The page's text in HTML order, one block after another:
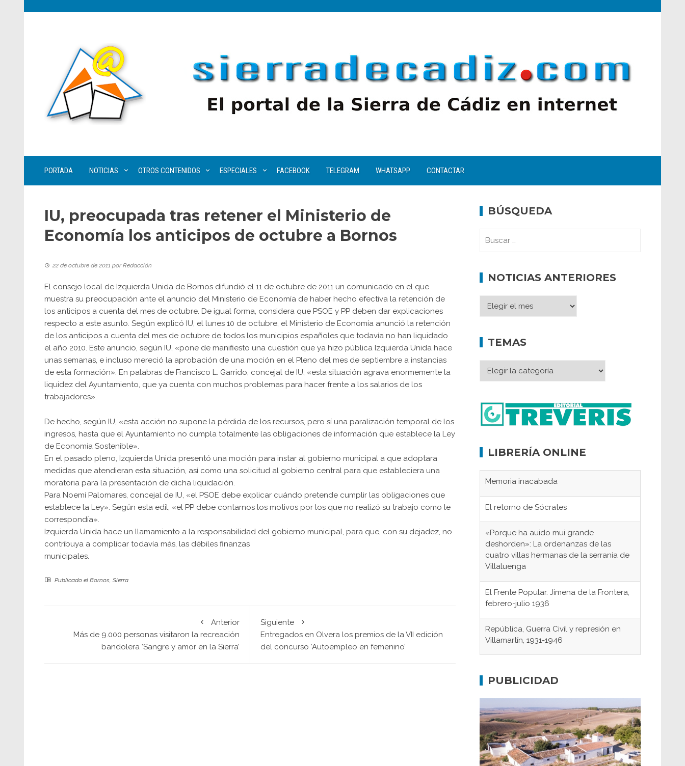
PORTADA NOTICIAS OTROS CONTENIDOS ESPECIALES FACEBOOK TELEGRAM WHATSAPP CONTACTAR
IU, preocupada tras retener el Ministerio de
Economía los anticipos de octubre a Bornos
22 de octubre de 2011 porRedacción
El consejo local de Izquierda Unida de Bornos difundió el 11 de octubre de 2011 un comunicado en el que
muestra su preocupación ante el anuncio del Ministerio de Economía de haber hecho efectiva la retención de
los anticipos a cuenta del mes de octubre. De igual forma, considera que PSOE y PP deben dar explicaciones
respecto a este asunto. Según explicó IU, el lunes 10 de octubre, el Ministerio de Economía anunció la retención
de los anticipos a cuenta del mes de octubre de todos los municipios españoles que todavía no han liquidado
el año 2010. Este anuncio, según IU, «pone de manifiesto una cuestión que ya hizo pública Izquierda Unida hace
unas semanas, e incluso mereció la aprobación de una moción en el Pleno del mes de septiembre a instancias
de esta formación». En palabras de Francisco L. Garrido, concejal de IU, «esta situación agrava enormemente la
liquidez del Ayuntamiento, que ya cuenta con muchos problemas para hacer frente a los salarios de los
trabajadores».
De hecho, según IU, «esta acción no supone la pérdida de los recursos, pero sí una paralización temporal de los
ingresos, hasta que el Ayuntamiento no cumpla totalmente las obligaciones de información que establece la Ley
de Economía Sostenible».
En el pasado pleno, Izquierda Unida presentó una moción para instar al gobierno municipal a que adoptara
medidas que atendieran esta situación, así como una solicitud al gobierno central para que estableciera una
moratoria para la presentación de dicha liquidación.
Para Noemí Palomares, concejal de IU, «el PSOE debe explicar cuándo pretende cumplir las obligaciones que
establece la Ley». Según esta edil, «el PP debe contarnos los motivos por los que no realizó su trabajo como le
correspondía».
Izquierda Unida hace un llamamiento a la responsabilidad del gobierno municipal, para que, con su dejadez, no
contribuya a complicar todavía más, las débiles finanzas
municipales.
Publicado el Bornos, Sierra
Anterior
Más de 9.000 personas visitaron la recreación
bandolera ‘Sangre y amor en la Sierra’
Siguiente
Entregados en Olvera los premios de la VII edición
del concurso ‘Autoempleo en femenino’
BÚSQUEDA
NOTICIAS ANTERIORES
TEMAS
LIBRERÍA ONLINE
Memoria inacabada
El retorno de Sócrates
«Porque ha auido mui grande
deshorden»: La ordenanzas de las
cuatro villas hermanas de la serranía de
Villaluenga
El Frente Popular. Jimena de la Frontera,
febrero-julio 1936
República, Guerra Civil y represión en
Villamartín, 1931-1946
concentración nazis
fundaciones de Bornos
El Frente Popular. Ubrique, febrero-julio
1936
PUBLICIDAD